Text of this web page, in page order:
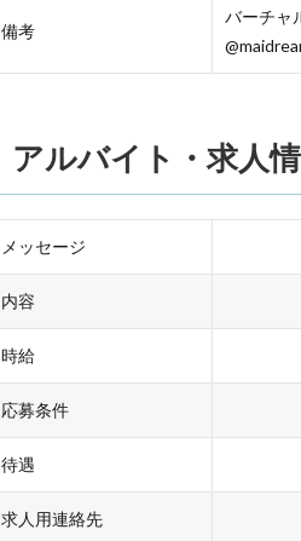
備考
バーチャ
アルバイト・求人
メッセージ
内容
時給
応募条件
待遇
求人用連絡先